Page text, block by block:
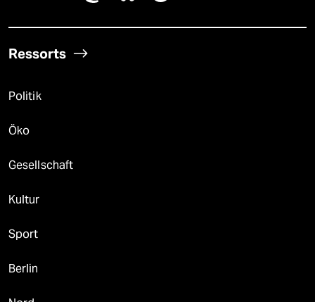
Ressorts
Politik
Öko
Gesellschaft
Kultur
Sport
Berlin